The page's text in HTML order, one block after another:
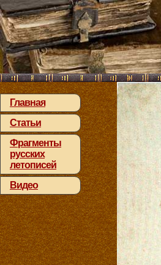
Главная
Статьи
Фрагменты
русских
летописей
Видео